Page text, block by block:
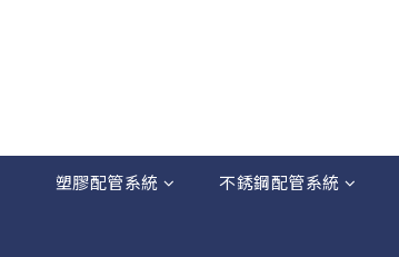
塑膠配管系統 不銹鋼配管系統